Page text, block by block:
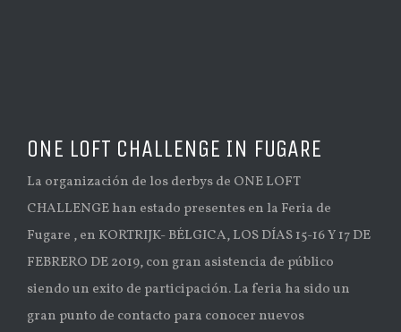
ONE LOFT CHALLENGE IN FUGARE
La organización de los derbys de ONE LOFT
CHALLENGE han estado presentes en la Feria de
Fugare , en KORTRIJK- BÉLGICA, LOS DÍAS 15-16 Y 17 DE
FEBRERO DE 2019, con gran asistencia de público
siendo un exito de participación. La feria ha sido un
gran punto de contacto para conocer nuevos